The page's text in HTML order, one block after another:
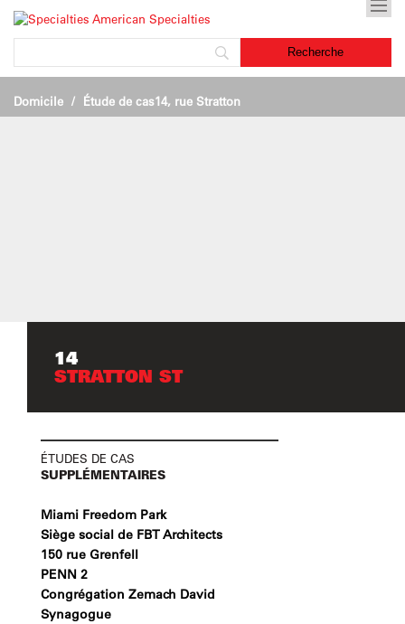
Domicile Étude de cas14, rue Stratton
14
STRATTON ST
ÉTUDES DE CAS
SUPPLÉMENTAIRES
Miami Freedom Park
Siège social de FBT Architects
150 rue Grenfell
PENN 2
Congrégation Zemach David
Synagogue